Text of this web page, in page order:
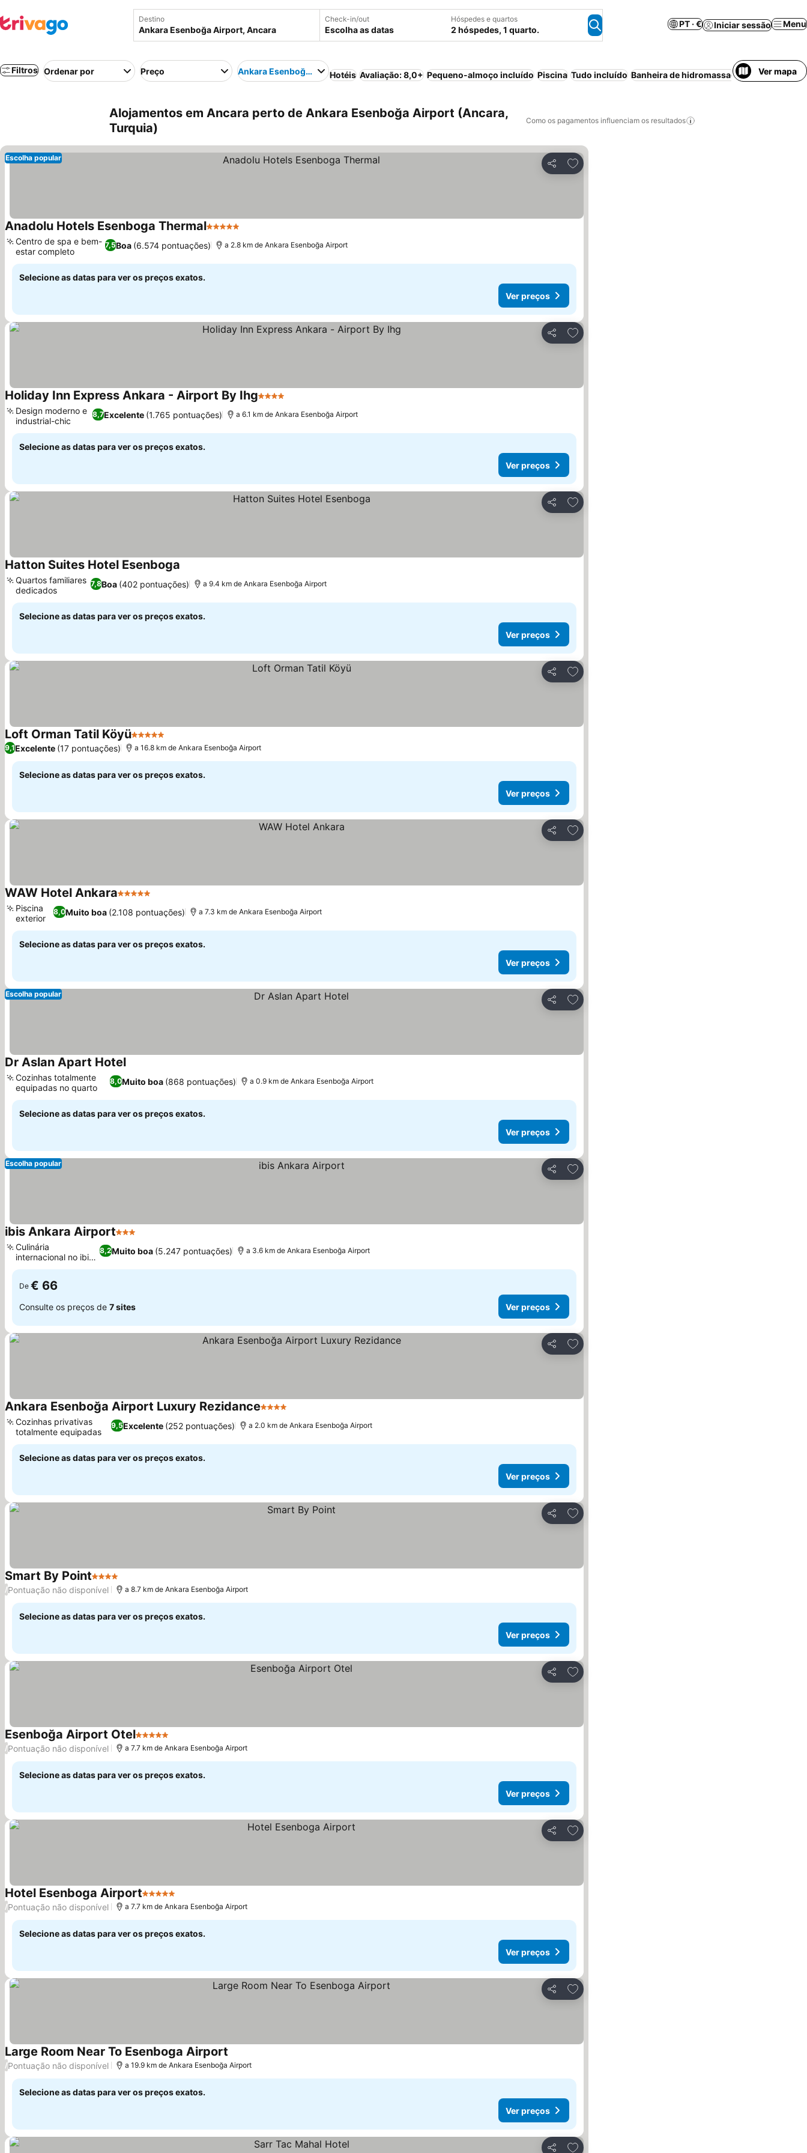
Destino Check-in/out
Escolha as datas
Hóspedes e quartos
2 hóspedes, 1 quarto.
PT · € Iniciar sessão Menu
Filtros Ordenar por Preço Ankara Esenboğa AirportHotéis Avaliação: 8,0+ Pequeno-almoço incluído Piscina Tudo incluído Banheira de hidromassagem Ver mapa
Alojamentos em Ancara perto de Ankara Esenboğa Airport (Ancara,
Turquia)
Como os pagamentos influenciam os resultados
Partilhar
Adicionar aos favoritos
Escolha popular
Anadolu Hotels Esenboga Thermal5 Estrelas
7,5Boa (6.574 pontuações)
Centro de spa e bem-
estar completo
a 2.8 km de Ankara Esenboğa Airport
Selecione as datas para ver os preços exatos.
Ver preços
Partilhar
Adicionar aos favoritos
Holiday Inn Express Ankara - Airport By Ihg4 Estrelas
8,7Excelente (1.765 pontuações)
Design moderno e
industrial-chic
a 6.1 km de Ankara Esenboğa Airport
Selecione as datas para ver os preços exatos.
Ver preços
Partilhar
Adicionar aos favoritos
Hatton Suites Hotel Esenboga
7,8Boa (402 pontuações)
Quartos familiares
dedicados
a 9.4 km de Ankara Esenboğa Airport
Selecione as datas para ver os preços exatos.
Ver preços
Partilhar
Adicionar aos favoritos
Loft Orman Tatil Köyü5 Estrelas
9,1Excelente (17 pontuações) a 16.8 km de Ankara Esenboğa Airport
Selecione as datas para ver os preços exatos.
Ver preços
Partilhar
Adicionar aos favoritos
WAW Hotel Ankara5 Estrelas
8,0Muito boa (2.108 pontuações)
Piscina
exterior
a 7.3 km de Ankara Esenboğa Airport
Selecione as datas para ver os preços exatos.
Ver preços
Partilhar
Adicionar aos favoritos
Escolha popular
Dr Aslan Apart Hotel
8,0Muito boa (868 pontuações)
Cozinhas totalmente
equipadas no quarto
a 0.9 km de Ankara Esenboğa Airport
Selecione as datas para ver os preços exatos.
Ver preços
Partilhar
Adicionar aos favoritos
Escolha popular
ibis Ankara Airport3 Estrelas
8,2Muito boa (5.247 pontuações)
Culinária
internacional no ibis
Kitchen
a 3.6 km de Ankara Esenboğa Airport
De € 66
Consulte os preços de 7 sites Ver preços
Partilhar
Adicionar aos favoritos
Ankara Esenboğa Airport Luxury Rezidance4 Estrelas
9,5Excelente (252 pontuações)
Cozinhas privativas
totalmente equipadas
a 2.0 km de Ankara Esenboğa Airport
Selecione as datas para ver os preços exatos.
Ver preços
Partilhar
Adicionar aos favoritos
Smart By Point4 Estrelas
/Pontuação não disponível a 8.7 km de Ankara Esenboğa Airport
Selecione as datas para ver os preços exatos.
Ver preços
Partilhar
Adicionar aos favoritos
Esenboğa Airport Otel5 Estrelas
/Pontuação não disponível a 7.7 km de Ankara Esenboğa Airport
Selecione as datas para ver os preços exatos.
Ver preços
Partilhar
Adicionar aos favoritos
Hotel Esenboga Airport5 Estrelas
/Pontuação não disponível a 7.7 km de Ankara Esenboğa Airport
Selecione as datas para ver os preços exatos.
Ver preços
Partilhar
Adicionar aos favoritos
Large Room Near To Esenboga Airport
/Pontuação não disponível a 19.9 km de Ankara Esenboğa Airport
Selecione as datas para ver os preços exatos.
Ver preços
Adicionar aos favoritos